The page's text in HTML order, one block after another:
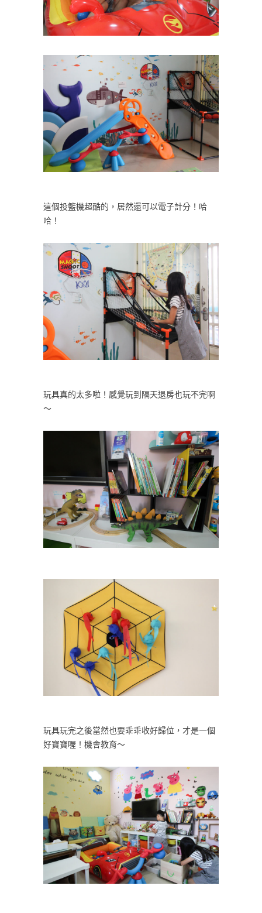
這個投籃機超酷的，居然還可以電子計分！哈
哈！
玩具真的太多啦！感覺玩到隔天退房也玩不完啊
～
玩具玩完之後當然也要乖乖收好歸位，才是一個
好寶寶喔！機會教育～